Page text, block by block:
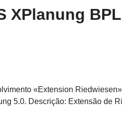
XPlanung
«Extension
5.0. Descrição: Extensão de